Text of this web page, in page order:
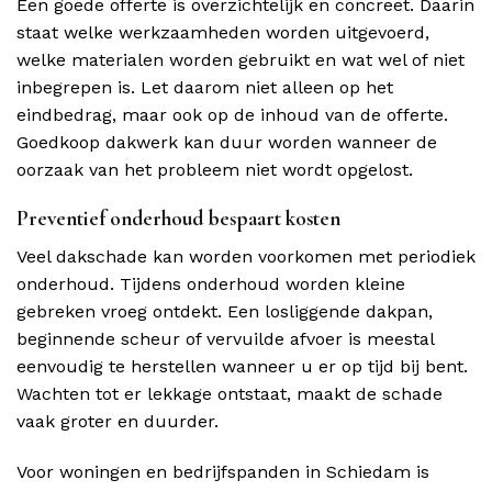
Een goede offerte is overzichtelijk en concreet. Daarin
staat welke werkzaamheden worden uitgevoerd,
welke materialen worden gebruikt en wat wel of niet
inbegrepen is. Let daarom niet alleen op het
eindbedrag, maar ook op de inhoud van de offerte.
Goedkoop dakwerk kan duur worden wanneer de
oorzaak van het probleem niet wordt opgelost.
Preventief onderhoud bespaart kosten
Veel dakschade kan worden voorkomen met periodiek
onderhoud. Tijdens onderhoud worden kleine
gebreken vroeg ontdekt. Een losliggende dakpan,
beginnende scheur of vervuilde afvoer is meestal
eenvoudig te herstellen wanneer u er op tijd bij bent.
Wachten tot er lekkage ontstaat, maakt de schade
vaak groter en duurder.
Voor woningen en bedrijfspanden in Schiedam is